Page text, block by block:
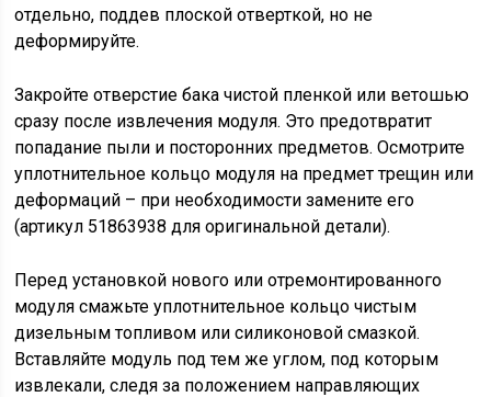
отдельно, поддев плоской отверткой, но не
деформируйте.
Закройте отверстие бака чистой пленкой или ветошью
сразу после извлечения модуля. Это предотвратит
попадание пыли и посторонних предметов. Осмотрите
уплотнительное кольцо модуля на предмет трещин или
деформаций – при необходимости замените его
(артикул 51863938 для оригинальной детали).
Перед установкой нового или отремонтированного
модуля смажьте уплотнительное кольцо чистым
дизельным топливом или силиконовой смазкой.
Вставляйте модуль под тем же углом, под которым
извлекали, следя за положением направляющих